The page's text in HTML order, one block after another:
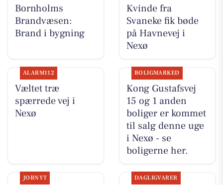
Bornholms
Brandvæsen:
Brand i bygning
Kvinde fra
Svaneke fik bøde
på Havnevej i
Nexø
ALARM112
Væltet træ
spærrede vej i
Nexø
BOLIGMARKED
Kong Gustafsvej
15 og 1 anden
boliger er kommet
til salg denne uge
i Nexø - se
boligerne her.
JOBNYT DAGLIGVARER